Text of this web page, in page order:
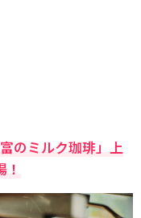
のミルク珈琲」上